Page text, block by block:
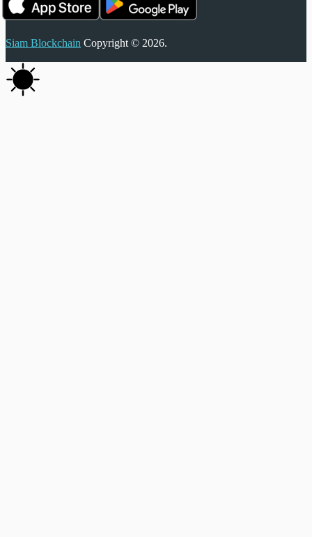
Siam Blockchain Copyright © 2026.